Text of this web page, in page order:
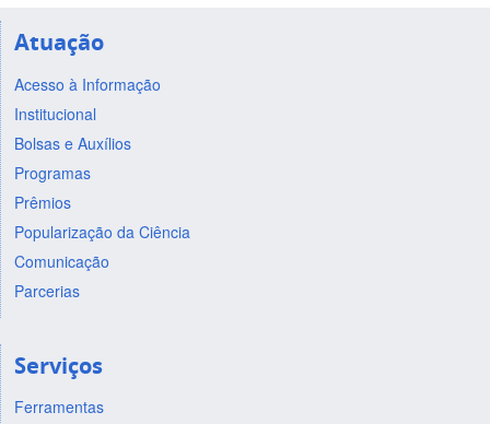
Atuação
Acesso à Informação
Institucional
Bolsas e Auxílios
Programas
Prêmios
Popularização da Ciência
Comunicação
Parcerias
Serviços
Ferramentas